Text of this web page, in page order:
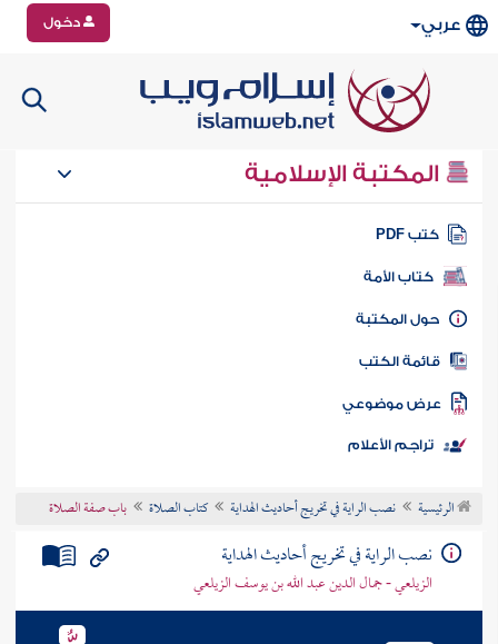
عربي دخول
المكتبة الإسلامية
كتب PDF
كتاب الأمة
المكتبة
الكتب
موضوعي
تراجم الأعلام
الرئيسية نصب الراية في تخريج أحاديث الهداية كتاب الصلاة باب صفة الصلاة
نصب الراية في تخريج أحاديث الهداية
الزيلعي - جمال الدين عبد الله بن يوسف الزيلعي